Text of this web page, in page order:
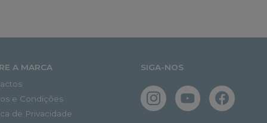
A MARCA
e Condições
de Privacidade
SIGA-NOS